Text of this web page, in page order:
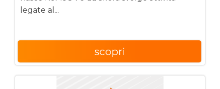
legate al...
scopri